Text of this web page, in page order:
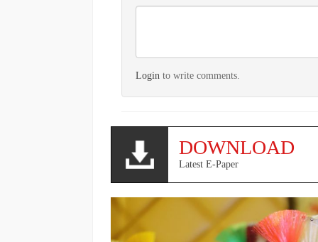
Login to write comments.
DOWNLOAD
Latest E-Paper